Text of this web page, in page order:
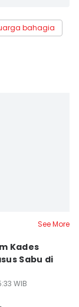
bahagia
See More
Kades
Sabu di
WIB